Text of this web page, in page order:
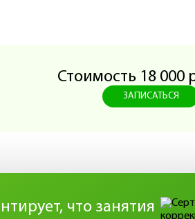
В частности, если вы хотите
следует изучить теорию и
Стоимость 18 000
ЗАПИСАТЬСЯ
что занятия